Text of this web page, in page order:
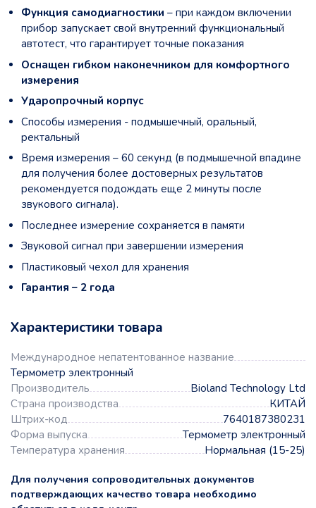
Функция самодиагностики – при каждом включении
прибор запускает свой внутренний функциональный
автотест, что гарантирует точные показания
Оснащен гибком наконечником для комфортного
измерения
Ударопрочный корпус
Способы измерения - подмышечный, оральный,
ректальный
Время измерения – 60 секунд (в подмышечной впадине
для получения более достоверных результатов
рекомендуется подождать еще 2 минуты после
звукового сигнала).
Последнее измерение сохраняется в памяти
Звуковой сигнал при завершении измерения
Пластиковый чехол для хранения
Гарантия – 2 года
Характеристики товара
Международное непатентованное название
Термометр электронный
Производитель
Bioland Technology Ltd
Страна производства
КИТАЙ
Штрих-код
7640187380231
Форма выпуска
Термометр электронный
Температура хранения
Нормальная (15-25)
Для получения сопроводительных документов
подтверждающих качество товара необходимо